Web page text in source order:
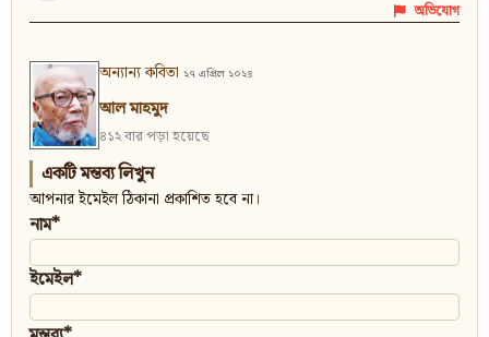
অভিযোগ
অন্যান্য কবিতা ২৭ এপ্রিল ২০২৪
আল মাহমুদ
৪১২ বার পড়া হয়েছে
একটি মন্তব্য লিখুন
আপনার ইমেইল ঠিকানা প্রকাশিত হবে না।
নাম*
ইমেইল*